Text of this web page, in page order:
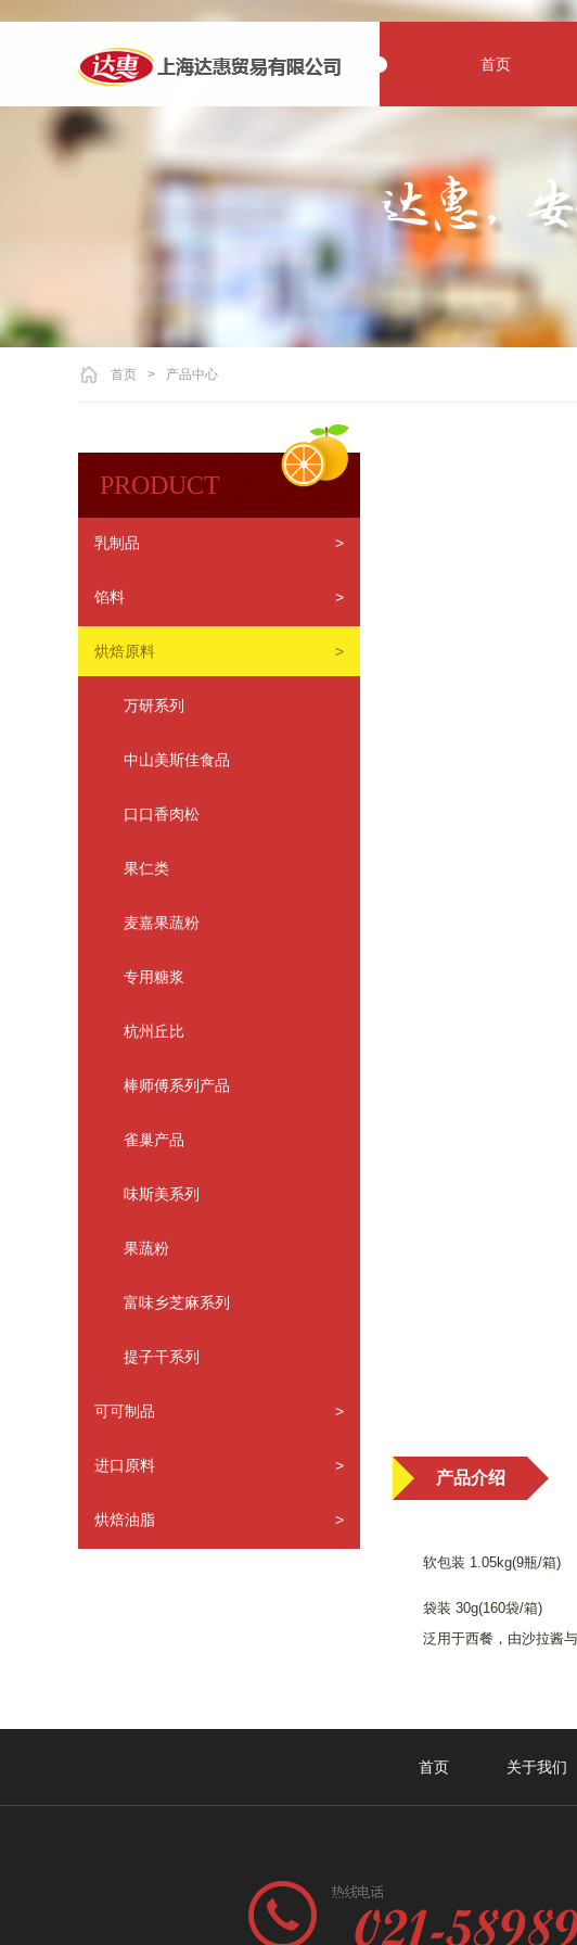
首页
首页 > 产品中心
PRODUCT
乳制品 >
馅料 >
烘焙原料 >
万研系列
中山美斯佳食品
口口香肉松
果仁类
麦嘉果蔬粉
专用糖浆
杭州丘比
棒师傅系列产品
雀巢产品
味斯美系列
果蔬粉
富味乡芝麻系列
提子干系列
可可制品 >
进口原料 >
烘焙油脂 >
产品介绍
软包装 1.05kg(9瓶/箱)
袋装 30g(160袋/箱)
泛用于西餐，由沙拉酱
首页 关于我们